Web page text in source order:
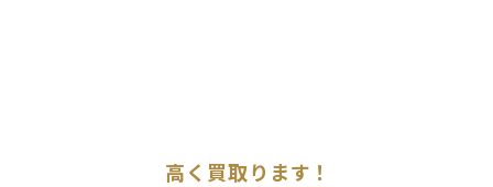
高く買取ります！